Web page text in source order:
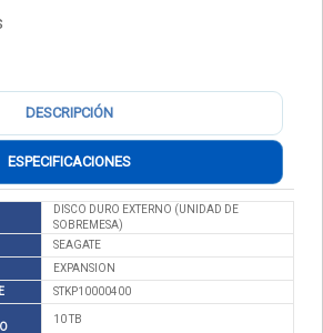
DESCRIPCIÓN
ESPECIFICACIONES
DISCO DURO EXTERNO (UNIDAD DE
SOBREMESA)
SEAGATE
EXPANSION
STKP10000400
10 TB